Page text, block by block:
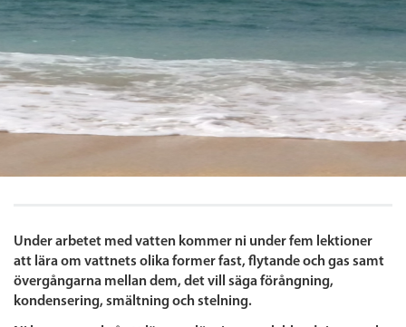
Under arbetet med vatten kommer ni under fem lektioner
att lära om vattnets olika former fast, flytande och gas samt
övergångarna mellan dem, det vill säga förångning,
kondensering, smältning och stelning.